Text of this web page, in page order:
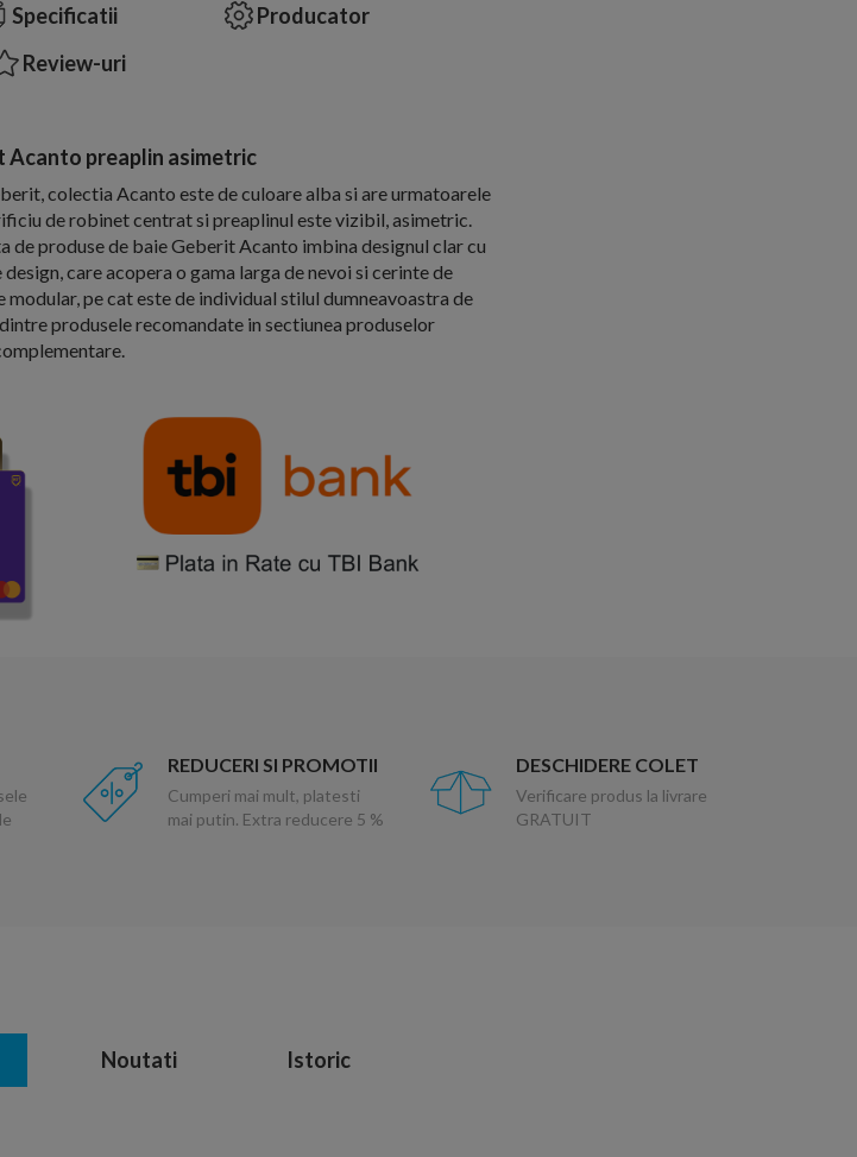
Specificatii
Producator
Review-uri
Acanto preaplin asimetric
colectia Acanto este de culoare alba si are urmatoarele
de robinet centrat si preaplinul este vizibil, asimetric.
de produse de baie Geberit Acanto imbina designul clar cu
care acopera o gama larga de nevoi si cerinte de
pe cat este de individual stilul dumneavoastra de
produsele recomandate in sectiunea produselor
REDUCERI SI PROMOTII
Cumperi mai mult, platesti
mai putin. Extra reducere 5 %
DESCHIDERE COLET
Verificare produs la livrare
GRATUIT
Noutati Istoric